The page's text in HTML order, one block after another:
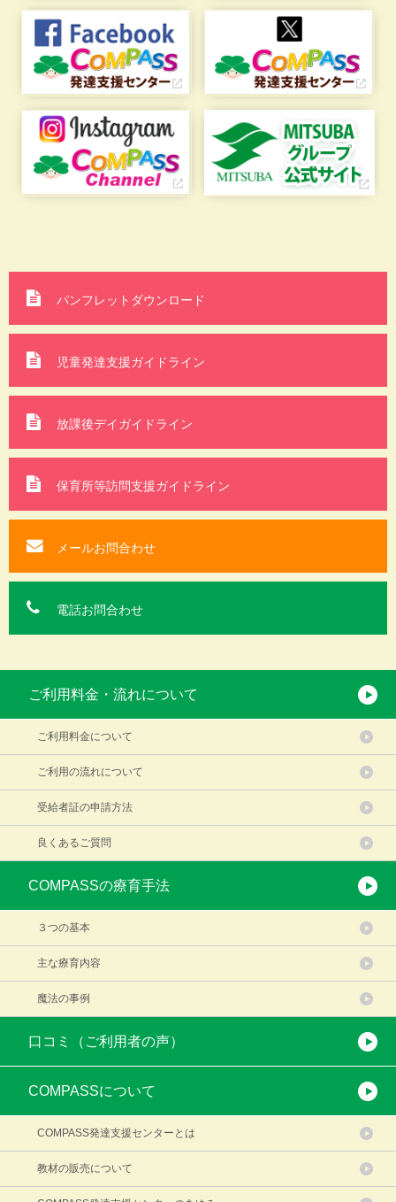
ご利用料金・流れについて
ご利用料金について
ご利用の流れについて
受給者証の申請方法
良くあるご質問
COMPASSの療育手法
３つの基本
主な療育内容
魔法の事例
口コミ（ご利用者の声）
COMPASSについて
COMPASS発達支援センターとは
教材の販売について
パンフレットダウンロード
児童発達支援ガイドライン
放課後デイガイドライン
保育所等訪問支援ガイドライン
メールお問合わせ
電話お問合わせ